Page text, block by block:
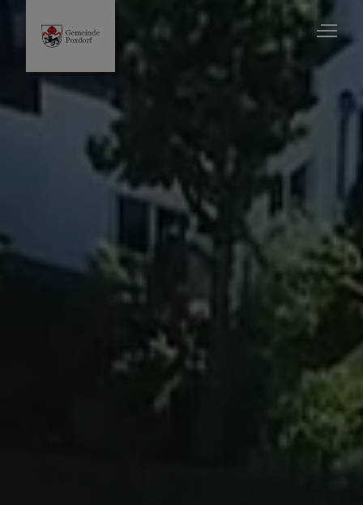
Rathaus & Bürger
Leben & Wohnen
Wissenswertes
Wirtschaft
Freizeit & Kultur